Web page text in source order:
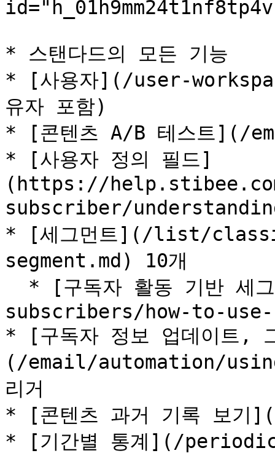
* 스탠다드의 모든 기능
* [사용자](/user-
유자 포함)
* [콘텐츠 A/B 테스트](/
* [사용자 정의 필드]
(https://
subscriber/
* [세그먼트](/list/
segment.md) 10개
subscribers/how-to-use-
* [구독자 정보 업데이트,
(/email/automation/
리거
* [콘텐츠 과거 기록 보
* [기간별 통계](/